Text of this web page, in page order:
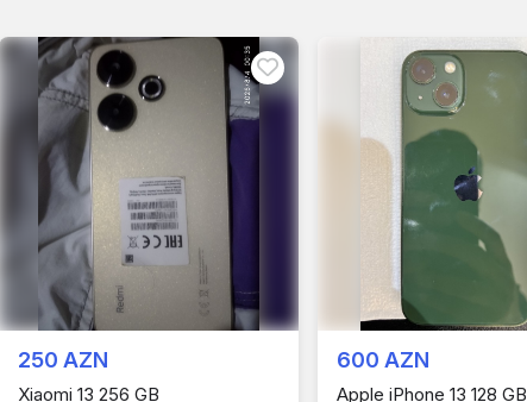
250 AZN
Xiaomi 13 256 GB
600 AZN
Apple iPhone 13 128 GB